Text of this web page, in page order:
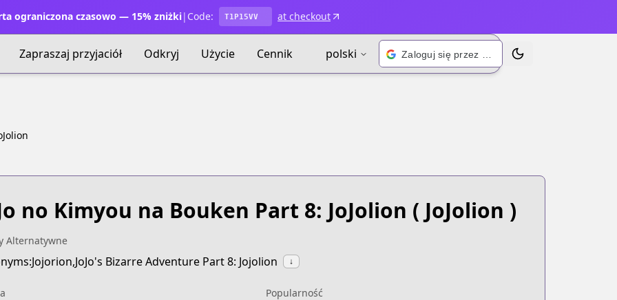
ograniczona czasowo — 15% zniżki| Code: T1P15VV at checkout
Zapraszaj przyjaciół Odkryj Użycie Cennik polski Przełącz motyw
no Kimyou na Bouken Part 8: JoJolion ( JoJolion )
Alternatywne
Bizarre Adventure Part 8: Jojolion ↓
Popularność